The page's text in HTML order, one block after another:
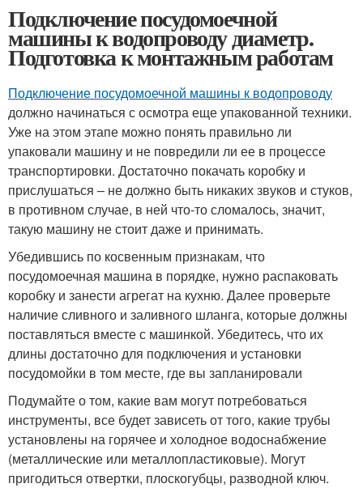
Подключение посудомоечной
машины к водопроводу диаметр.
Подготовка к монтажным работам
Подключение посудомоечной машины к водопроводу
должно начинаться с осмотра еще упакованной техники.
Уже на этом этапе можно понять правильно ли
упаковали машину и не повредили ли ее в процессе
транспортировки. Достаточно покачать коробку и
прислушаться – не должно быть никаких звуков и стуков,
в противном случае, в ней что-то сломалось, значит,
такую машину не стоит даже и принимать.
Убедившись по косвенным признакам, что
посудомоечная машина в порядке, нужно распаковать
коробку и занести агрегат на кухню. Далее проверьте
наличие сливного и заливного шланга, которые должны
поставляться вместе с машинкой. Убедитесь, что их
длины достаточно для подключения и установки
посудомойки в том месте, где вы запланировали
Подумайте о том, какие вам могут потребоваться
инструменты, все будет зависеть от того, какие трубы
установлены на горячее и холодное водоснабжение
(металлические или металлопластиковые). Могут
пригодиться отвертки, плоскогубцы, разводной ключ.